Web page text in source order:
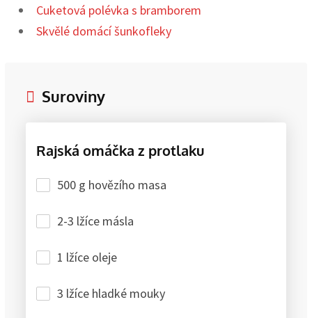
Cuketová polévka s bramborem
Skvělé domácí šunkofleky
Suroviny
Rajská omáčka z protlaku
500 g hovězího masa
2-3 lžíce másla
1 lžíce oleje
3 lžíce hladké mouky